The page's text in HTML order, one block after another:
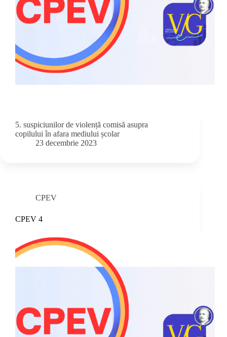
5. suspiciunilor de violență comisă asupra
copilului în afara mediului școlar
23 decembrie 2023
CPEV
CPEV 4